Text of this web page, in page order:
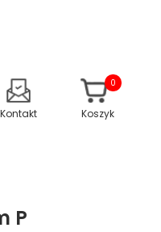
Kontakt Koszyk
0
P